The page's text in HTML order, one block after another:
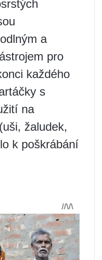
a
pro
každého
s
na
žaludek,
k poškrábání